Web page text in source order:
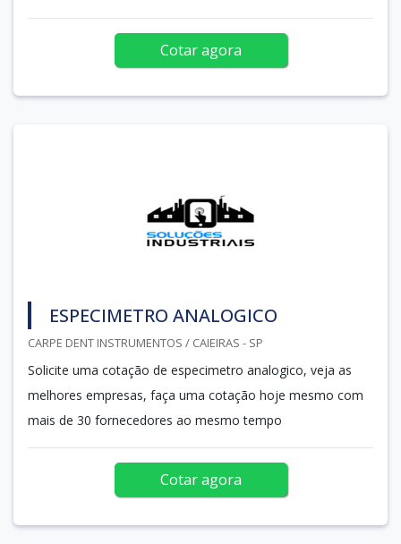
Cotar agora
ESPECIMETRO ANALOGICO
CARPE DENT INSTRUMENTOS / CAIEIRAS - SP
Solicite uma cotação de especimetro analogico, veja as
melhores empresas, faça uma cotação hoje mesmo com
mais de 30 fornecedores ao mesmo tempo
Cotar agora